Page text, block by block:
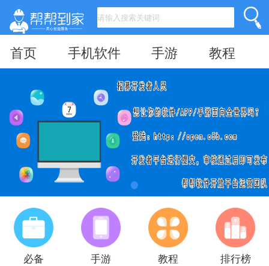
首页 手机软件 手游 教程
必备 手游 教程 排行榜